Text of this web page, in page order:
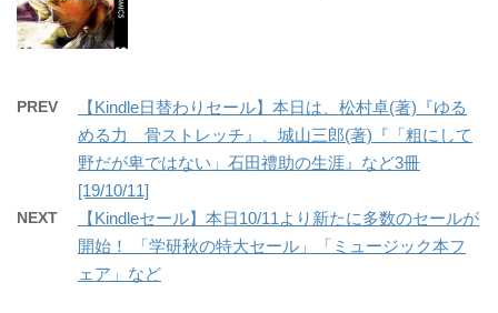
PREV
【Kindle日替わりセール】本日は、松村卓(著)『ゆる
める力 骨ストレッチ』、城山三郎(著)『「粗にして
野だが卑ではない」石田禮助の生涯』など3冊
[19/10/11]
NEXT
【Kindleセール】本日10/11より新たに多数のセールが
開始！ 「学研秋の特大セール」「ミュージック本フ
ェア」など